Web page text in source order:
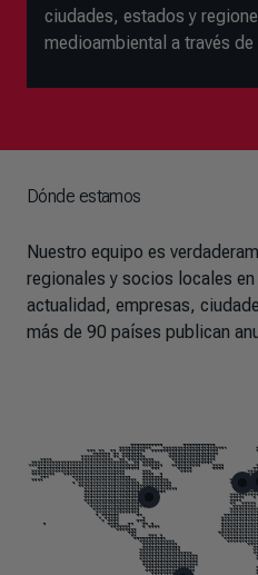
ciudades, estados y
medioambiental a través de
Dónde estamos
Nuestro equipo es
regionales y socios locales
actualidad, empresas,
más de 90 países publican
Skip map markers